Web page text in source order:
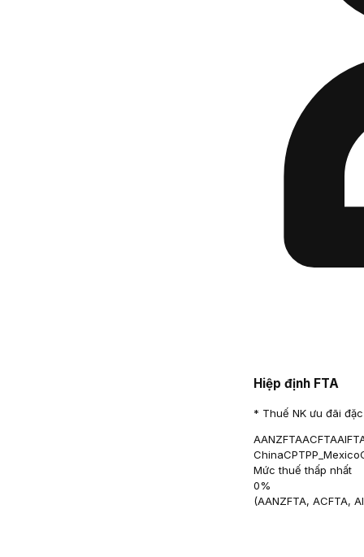
Hiệp định FTA
* Thuế NK ưu đãi
AANZFTAACFTA
ChinaCPTPP_Mexico
Mức thuế thấp nhất
0%
(AANZFTA, ACFTA,